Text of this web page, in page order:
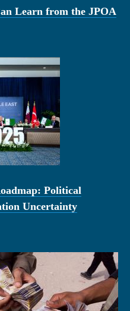
Learn from the JPOA
Political
Uncertainty